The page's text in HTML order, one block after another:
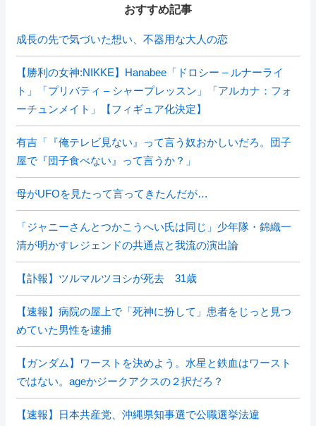
おすすめ記事
成長の先で気づいた想い、不器用な大人の恋
【勝利の女神:NIKKE】Hanabee「ドロシー – ルナーライ
ト」「プリバティ – シャープレッスン」「アルカナ：フォ
ーチュンメイト」【フィギュア化決定】
有吉「『俺テレビ見ない』って言う奴おかしいだろ。団子
屋で『団子食べない』って言うか？」
母がUFOを見たって言ってきたんだが…
「ジャニーさんとつかこうへい氏は同じ」少年隊・錦織一
清が明かすレジェンドの共通点と我流の演出論
【訃報】ツルマルツヨシが死去 31歳
【速報】病院の屋上で「死神に扮して」患者をじっと見つ
めていた男性を逮捕
【ガンダム】ワーストを決めよう。水星と鉄血はワースト
ではない。ageかジークアクスの２択だろ？
【速報】日本共産党、沖縄県知事選で公職選挙法違